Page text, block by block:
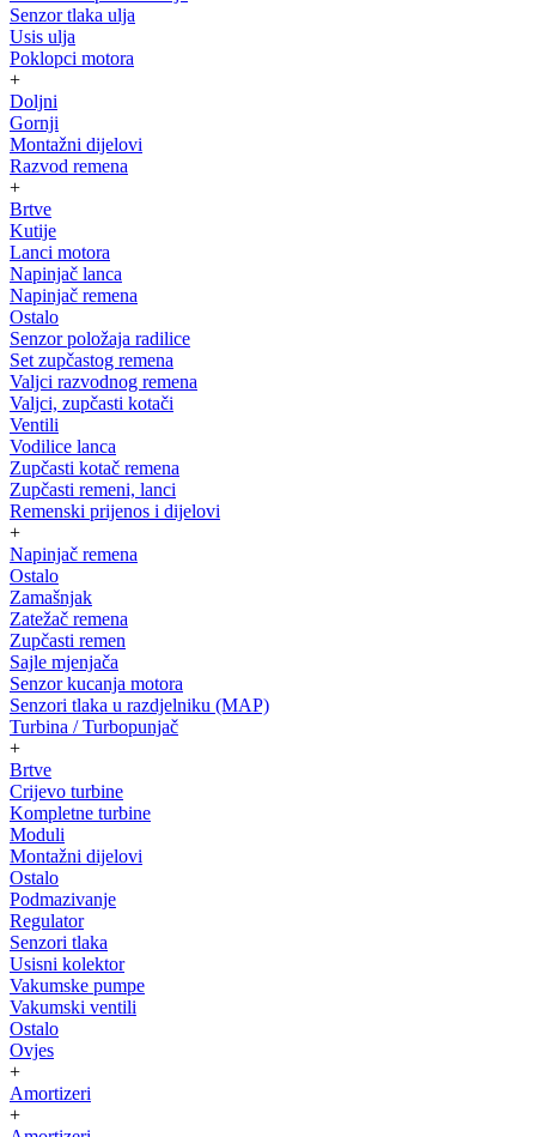
Senzor tlaka ulja
Usis ulja
Poklopci motora
+
Doljni
Gornji
Montažni dijelovi
Razvod remena
+
Brtve
Kutije
Lanci motora
Napinjač lanca
Napinjač remena
Ostalo
Senzor položaja radilice
Set zupčastog remena
Valjci razvodnog remena
Valjci, zupčasti kotači
Ventili
Vodilice lanca
Zupčasti kotač remena
Zupčasti remeni, lanci
Remenski prijenos i dijelovi
+
Napinjač remena
Ostalo
Zamašnjak
Zatežač remena
Zupčasti remen
Sajle mjenjača
Senzor kucanja motora
Senzori tlaka u razdjelniku (MAP)
Turbina / Turbopunjač
+
Brtve
Crijevo turbine
Kompletne turbine
Moduli
Montažni dijelovi
Ostalo
Podmazivanje
Regulator
Senzori tlaka
Usisni kolektor
Vakumske pumpe
Vakumski ventili
Ostalo
Ovjes
+
Amortizeri
+